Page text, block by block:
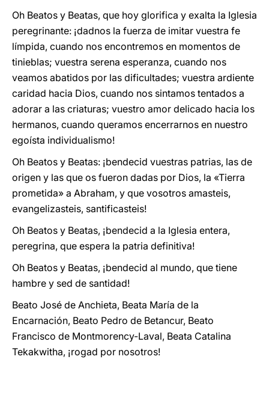
Oh Beatos y Beatas, que hoy glorifica y exalta la Iglesia
peregrinante: ¡dadnos la fuerza de imitar vuestra fe
límpida, cuando nos encontremos en momentos de
tinieblas; vuestra serena esperanza, cuando nos
veamos abatidos por las dificultades; vuestra ardiente
caridad hacia Dios, cuando nos sintamos tentados a
adorar a las criaturas; vuestro amor delicado hacia los
hermanos, cuando queramos encerrarnos en nuestro
egoísta individualismo!
Oh Beatos y Beatas: ¡bendecid vuestras patrias, las de
origen y las que os fueron dadas por Dios, la «Tierra
prometida» a Abraham, y que vosotros amasteis,
evangelizasteis, santificasteis!
Oh Beatos y Beatas, ¡bendecid a la Iglesia entera,
peregrina, que espera la patria definitiva!
Oh Beatos y Beatas, ¡bendecid al mundo, que tiene
hambre y sed de santidad!
Beato José de Anchieta, Beata María de la
Encarnación, Beato Pedro de Betancur, Beato
Francisco de Montmorency-Laval, Beata Catalina
Tekakwitha, ¡rogad por nosotros!